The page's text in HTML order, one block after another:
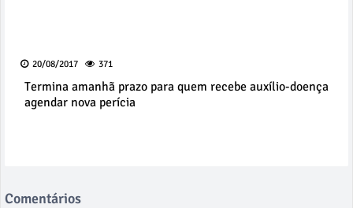
20/08/2017 371
Termina amanhã prazo para quem recebe auxílio-doença
agendar nova perícia
Comentários